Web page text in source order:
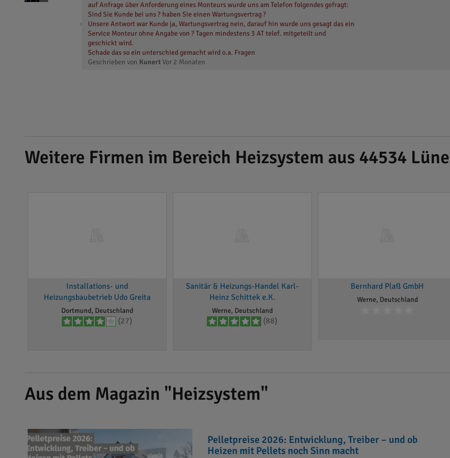
auf Anfrage über Anforderung eines Monteurs wurde uns am Telefon folgendes gefragt:
Sind Sie Kunde bei uns ? haben Sie einen Wartungsvertrag ?
Unsere Antwort war Kunde ja, Wartungsvertrag nein, darauf hin wurde uns gesagt das ein
Service Monteur ohne Angabe von ? Tagen mindestens 3 AT telef. mitgeteilt und
geschickt wird.
Schade das so ein unterschied gemacht wird o.a. Fragen
Geschrieben von KunertVor 2 Monaten
Weitere Firmen im Bereich Heizsystem aus 44534
Installations- und
Heizungsbaubetrieb Udo Greita
Dortmund, Deutschland
(27)
Sanitär & Heizungs-Handel Karl-
Heinz Schittek e.K.
Werne, Deutschland
(88)
Bernhard Plaß GmbH
Werne, Deutschland
Aus dem Magazin "Heizsystem"
Pelletpreise 2026: Entwicklung, Treiber – und ob
Heizen mit Pellets noch Sinn macht